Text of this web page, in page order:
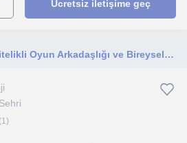
Ücretsiz iletişime geç
Pedagojik Yaklaşımla Nitelikli Oyun Arkadaşlığı ve Bireysel Gelişim Mentörlüğü
(1)